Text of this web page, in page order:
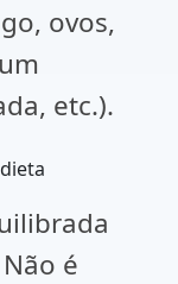
ovos,
etc.).
é